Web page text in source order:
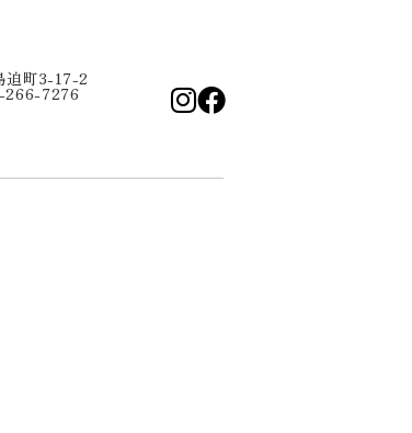
迫町3-17-2
7276